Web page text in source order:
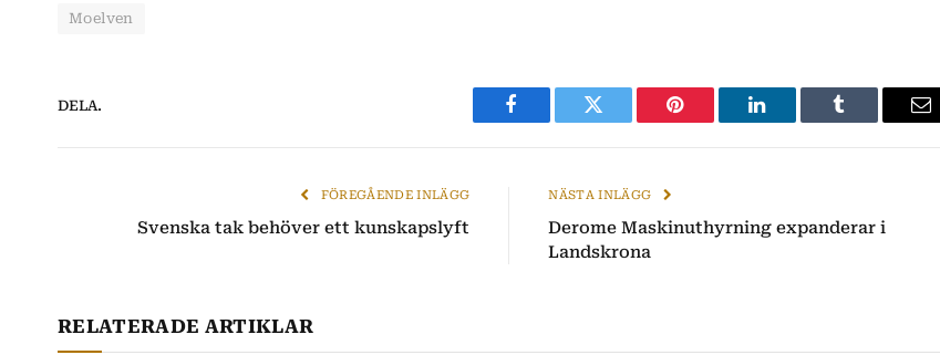
Moelven
DELA.
Facebook Twitter Pinterest LinkedIn Tumblr
E-
FÖREGÅENDE INLÄGG
Svenska tak behöver ett kunskapslyft
NÄSTA INLÄGG
Derome Maskinuthyrning expanderar i
Landskrona
RELATERADE ARTIKLAR